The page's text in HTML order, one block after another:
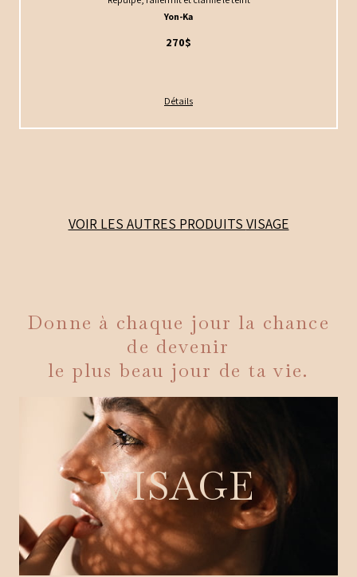
Yon-Ka
270$
Détails
VOIR LES AUTRES PRODUITS VISAGE
Donne à chaque jour la chance
de devenir
le plus beau jour de ta vie.
VISAGE